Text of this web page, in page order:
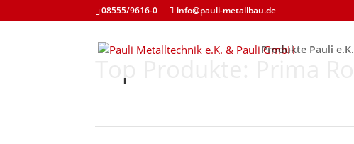
08555/9616-0 info@pauli-metallbau.de
Produkte Pauli e.K.